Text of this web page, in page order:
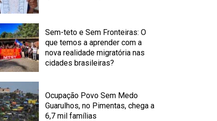
Sem-teto e Sem Fronteiras: O
que temos a aprender com a
nova realidade migratória nas
cidades brasileiras?
Ocupação Povo Sem Medo
Guarulhos, no Pimentas, chega a
6,7 mil famílias